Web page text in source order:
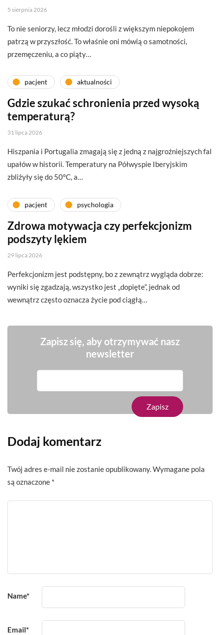
5 sierpnia 2026
To nie seniorzy, lecz młodzi dorośli z większym niepokojem
patrzą w przyszłość. To właśnie oni mówią o samotności,
przemęczeniu, a co piąty…
pacjent aktualności
Gdzie szukać schronienia przed wysoką
temperaturą?
31 lipca 2026
Hiszpania i Portugalia zmagają się z jedną z najgroźniejszych fal
upałów w historii. Temperatury na Półwyspie Iberyjskim
zbliżyły się do 50°C, a…
pacjent psychologia
Zdrowa motywacja czy perfekcjonizm
podszyty lękiem
29 lipca 2026
Perfekcjonizm jest podstępny, bo z zewnątrz wygląda dobrze:
wyniki się zgadzają, wszystko jest „dopięte”, jednak od
wewnątrz często oznacza życie pod ciągłą…
Zapisz się, aby otrzymywać nasz
newsletter
Dodaj komentarz
Twój adres e-mail nie zostanie opublikowany. Wymagane pola
są oznaczone *
Name*
Email*